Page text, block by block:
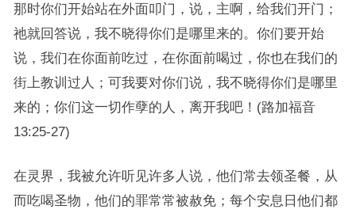
那时你们开始站在外面叩门，说，主啊，给我们开门；
祂就回答说，我不晓得你们是哪里来的。你们要开始
说，我们在你面前吃过，在你面前喝过，你也在我们的
街上教训过人；可我要对你们说，我不晓得你们是哪里
来的；你们这一切作孽的人，离开我吧！(路加福音
13:25-27)
在灵界，我被允许听见许多人说，他们常去领圣餐，从
而吃喝圣物，他们的罪常常被赦免；每个安息日他们都